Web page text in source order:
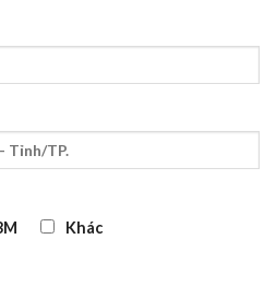
Khác